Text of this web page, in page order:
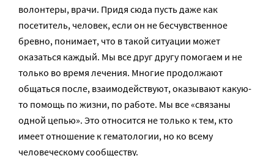
волонтеры, врачи. Придя сюда пусть даже как
посетитель, человек, если он не бесчувственное
бревно, понимает, что в такой ситуации может
оказаться каждый. Мы все друг другу помогаем и не
только во время лечения. Многие продолжают
общаться после, взаимодействуют, оказывают какую-
то помощь по жизни, по работе. Мы все «связаны
одной цепью». Это относится не только к тем, кто
имеет отношение к гематологии, но ко всему
человеческому сообществу.